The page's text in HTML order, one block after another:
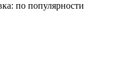
по популярности